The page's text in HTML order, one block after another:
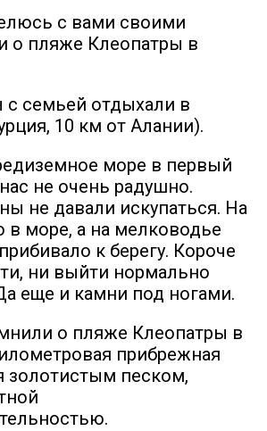
с вами своими
о пляже Клеопатры в
с семьей отдыхали в
10 км от Алании).
море в первый
не очень радушно.
не давали искупаться. На
в море, а на мелководье
к берегу. Короче
ни выйти нормально
еще и камни под ногами.
о пляже Клеопатры в
прибрежная
золотистым песком,